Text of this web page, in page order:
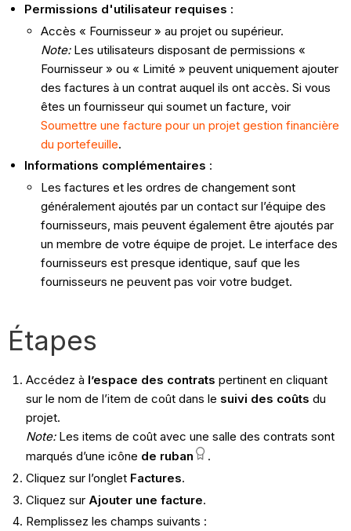
Permissions d'utilisateur requises :
Accès « Fournisseur » au projet ou supérieur.
Note: Les utilisateurs disposant de permissions «
Fournisseur » ou « Limité » peuvent uniquement ajouter
des factures à un contrat auquel ils ont accès. Si vous
êtes un fournisseur qui soumet un facture, voir
Soumettre une facture pour un projet gestion financière
du portefeuille.
Informations complémentaires :
Les factures et les ordres de changement sont
généralement ajoutés par un contact sur l’équipe des
fournisseurs, mais peuvent également être ajoutés par
un membre de votre équipe de projet. Le interface des
fournisseurs est presque identique, sauf que les
fournisseurs ne peuvent pas voir votre budget.
Étapes
Accédez à l’espace des contrats pertinent en cliquant
sur le nom de l’item de coût dans le suivi des coûts du
projet.
Note: Les items de coût avec une salle des contrats sont
marqués d’une icône de ruban
.
Cliquez sur l’onglet Factures.
Cliquez sur Ajouter une facture.
Remplissez les champs suivants :